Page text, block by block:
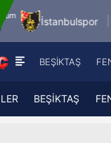
BEŞİKTAŞ
BEŞİKTAŞ